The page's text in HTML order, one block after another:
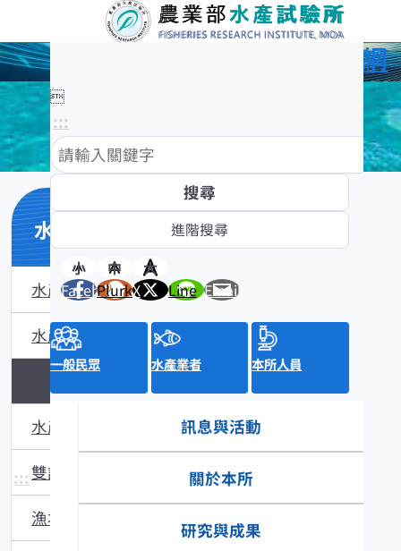
農業部水產試驗所全球資訊網

:::
小 中
大
Facebook
PlurkX Line Email
一般民眾 水產業者 本所人員
訊息與活動
關於本所
研究與成果
:::
水產知識館
水產數位典藏
水產知識淺說
水產主題館
雙語辭彙
漁場動態